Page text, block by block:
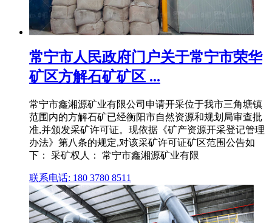
常宁市人民政府门户关于常宁市荣华
矿区方解石矿矿区 ...
常宁市鑫湘源矿业有限公司申请开采位于我市三角塘镇
范围内的方解石矿已经衡阳市自然资源和规划局审查批
准,并颁发采矿许可证。现依据《矿产资源开采登记管理
办法》第八条的规定,对该采矿许可证矿区范围公告如
下： 采矿权人： 常宁市鑫湘源矿业有限
联系电话: 180 3780 8511